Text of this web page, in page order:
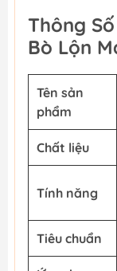
Thông
Bò Lộn
Tên sản
phẩm
Chất liệu
Tính năng
Tiêu chuẩn